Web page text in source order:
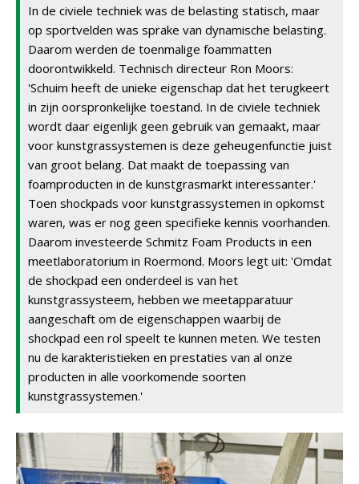
In de civiele techniek was de belasting statisch, maar
op sportvelden was sprake van dynamische belasting.
Daarom werden de toenmalige foammatten
doorontwikkeld. Technisch directeur Ron Moors:
'Schuim heeft de unieke eigenschap dat het terugkeert
in zijn oorspronkelijke toestand. In de civiele techniek
wordt daar eigenlijk geen gebruik van gemaakt, maar
voor kunstgrassystemen is deze geheugenfunctie juist
van groot belang. Dat maakt de toepassing van
foamproducten in de kunstgrasmarkt interessanter.'
Toen shockpads voor kunstgrassystemen in opkomst
waren, was er nog geen specifieke kennis voorhanden.
Daarom investeerde Schmitz Foam Products in een
meetlaboratorium in Roermond. Moors legt uit: 'Omdat
de shockpad een onderdeel is van het
kunstgrassysteem, hebben we meetapparatuur
aangeschaft om de eigenschappen waarbij de
shockpad een rol speelt te kunnen meten. We testen
nu de karakteristieken en prestaties van al onze
producten in alle voorkomende soorten
kunstgrassystemen.'